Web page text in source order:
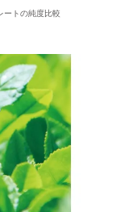
ートの純度比較